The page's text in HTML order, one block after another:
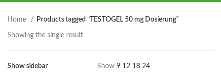
Home Products tagged “TESTOGEL 50 mg Dosierung”
Showing the single result
Show sidebar Show 9 12 18 24